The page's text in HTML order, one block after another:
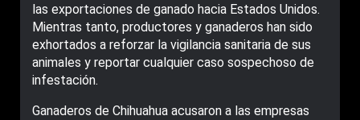
las exportaciones de ganado hacia Estados Unidos.
Mientras tanto, productores y ganaderos han sido
exhortados a reforzar la vigilancia sanitaria de sus
animales y reportar cualquier caso sospechoso de
infestación.
Ganaderos de Chihuahua acusaron a las empresas